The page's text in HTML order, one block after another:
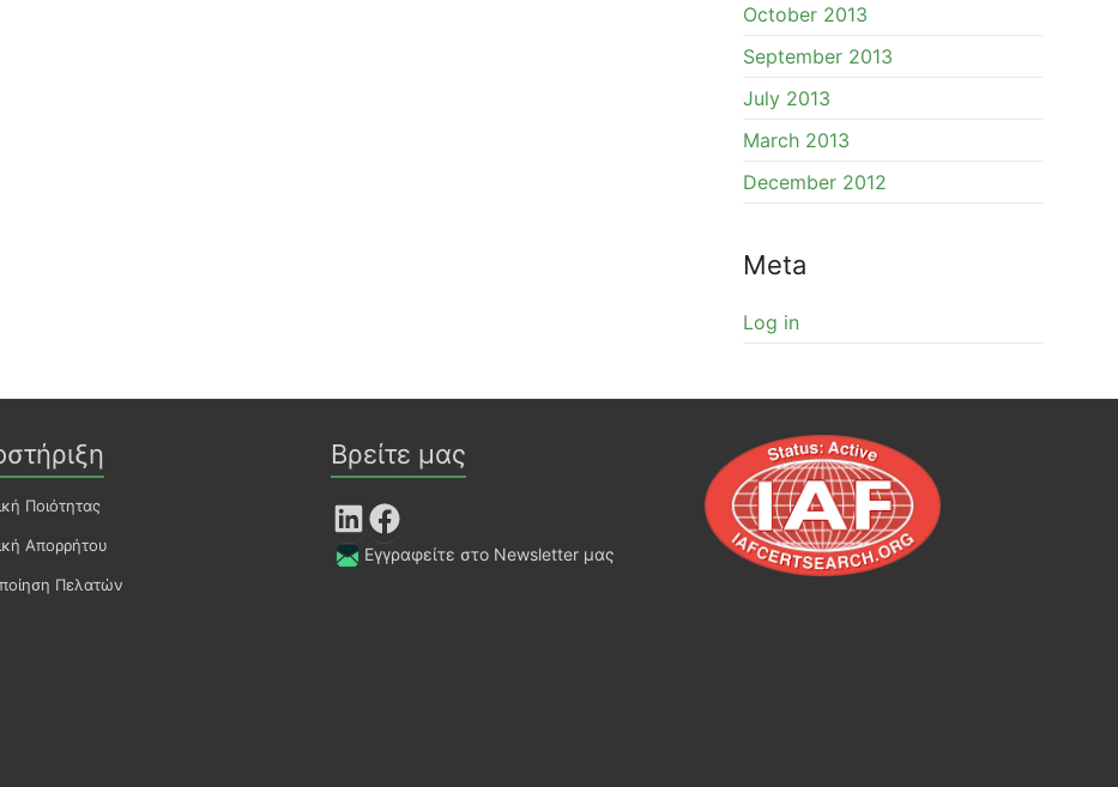
October 2013
September 2013
July 2013
March 2013
December 2012
Meta
Log in
Ποιότητας
Απορρήτου
Πελατών
Βρείτε μας
LinkedIn Facebook
Εγγραφείτε στο Newsletter μας